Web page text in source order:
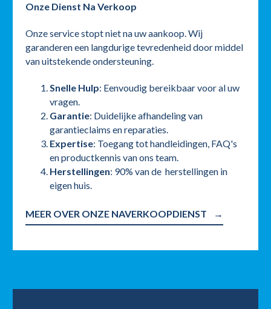
Onze Dienst Na Verkoop
Onze service stopt niet na uw aankoop. Wij
garanderen een langdurige tevredenheid door middel
van uitstekende ondersteuning.
Snelle Hulp: Eenvoudig bereikbaar voor al uw
vragen.
Garantie: Duidelijke afhandeling van
garantieclaims en reparaties.
Expertise: Toegang tot handleidingen, FAQ's
en productkennis van ons team.
Herstellingen: 90% van de herstellingen in
eigen huis.
MEER OVER ONZE NAVERKOOPDIENST